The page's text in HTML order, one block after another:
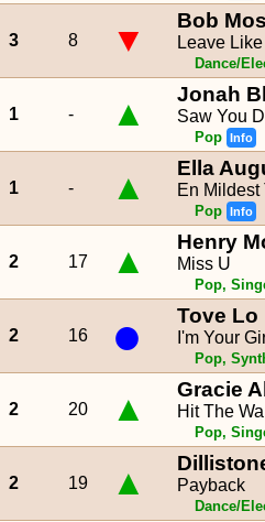
3 8 ▼ Bob
Leave
Dance/
1 - ▲ Jonah
Saw You
Pop Info
1 - ▲ Ella
En
Pop Info
2 17 ▲ Henry
Miss U
Pop,
2 16 ● Tove Lo
I'm Your
Pop,
2 20 ▲ Gracie
Hit The
Pop,
2 19 ▲ Payback
Dance/